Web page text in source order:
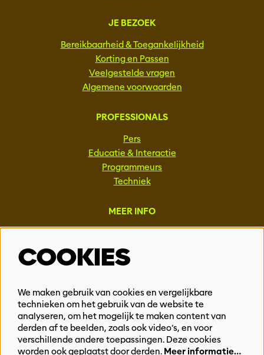
JE BEZOEK
Bereikbaarheid & Toegankelijkheid
Korting en Passen
Veelgestelde vragen
Algemene voorwaarden
PROFESSIONALS
Pers
Educatie & Interactie
Programmeurs
Techniek
MEER INFO
Vacatures
Events & Partnerships
Privacy
BLIJF OP DE HOOGTE
COOKIES
We maken gebruik van cookies en vergelijkbare
technieken om het gebruik van de website te
analyseren, om het mogelijk te maken content van
derden af te beelden, zoals ook video’s, en voor
verschillende andere toepassingen. Deze cookies
worden ook geplaatst door derden. Meer informatie…